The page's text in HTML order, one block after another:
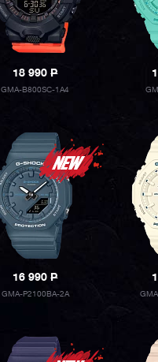
18 990P
GMA-B800SC-1A4
16 990P
GMA-P2100BA-2A